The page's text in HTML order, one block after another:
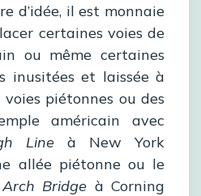
d’idée, il est monnaie
certaines voies de
ou même certaines
inusitées et laissée à
voies piétonnes ou des
américain avec
Line à New York
allée piétonne ou le
Bridge à Corning